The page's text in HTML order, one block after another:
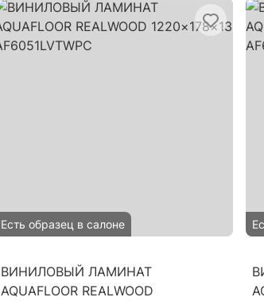
Есть образец в салоне
ВИНИЛОВЫЙ ЛАМИНАТ
AQUAFLOOR REALWOOD